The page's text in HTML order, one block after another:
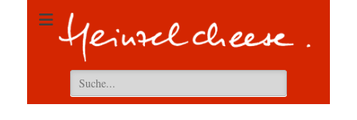
Suchen
nach: